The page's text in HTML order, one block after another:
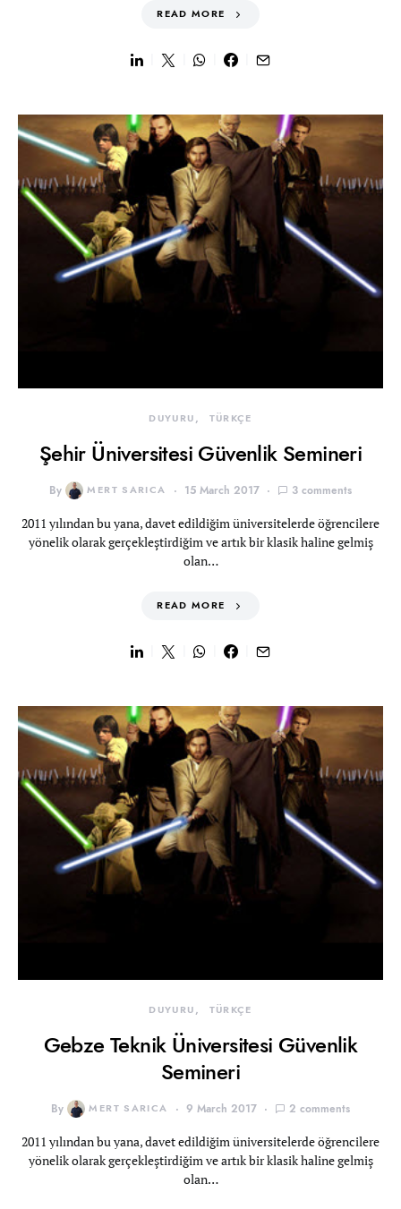
READ MORE
DUYURU TÜRKÇE
Şehir Üniversitesi Güvenlik Semineri
By MERT SARICA 15 March 2017 3 comments
2011 yılından bu yana, davet edildiğim üniversitelerde öğrencilere
yönelik olarak gerçekleştirdiğim ve artık bir klasik haline gelmiş
olan…
READ MORE
DUYURU TÜRKÇE
Gebze Teknik Üniversitesi Güvenlik
Semineri
By MERT SARICA 9 March 2017 2 comments
2011 yılından bu yana, davet edildiğim üniversitelerde öğrencilere
yönelik olarak gerçekleştirdiğim ve artık bir klasik haline gelmiş
olan…